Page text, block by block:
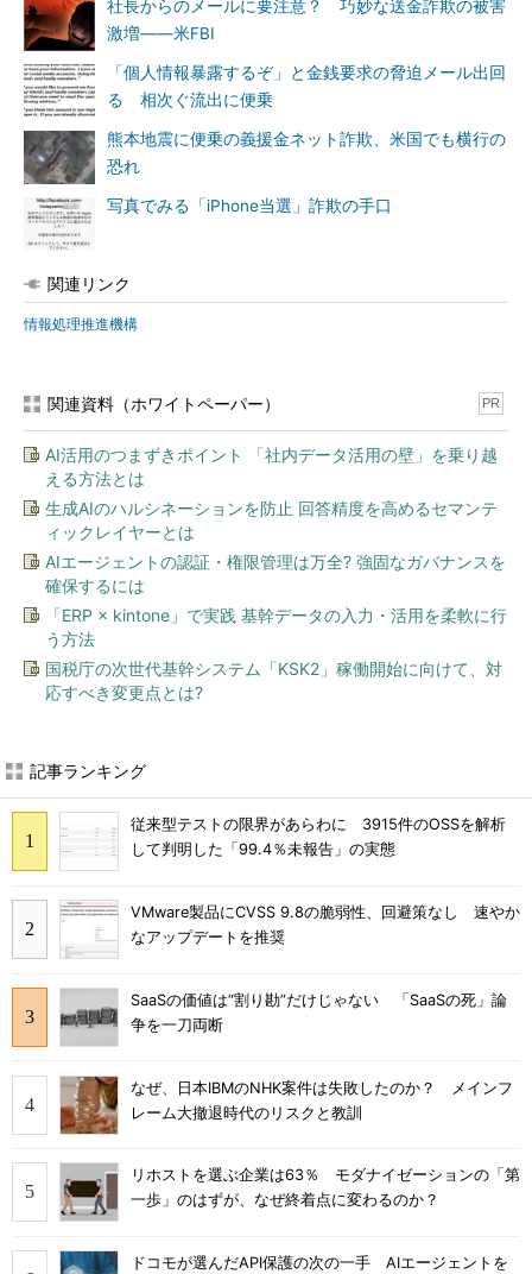
社長からのメールに要注意？ 巧妙な送金詐欺の被害
激増――米FBI
「個人情報暴露するぞ」と金銭要求の脅迫メール出回
る 相次ぐ流出に便乗
熊本地震に便乗の義援金ネット詐欺、米国でも横行の
恐れ
写真でみる「iPhone当選」詐欺の手口
関連リンク
情報処理推進機構
関連資料（ホワイトペーパー） PR
AI活用のつまずきポイント 「社内データ活用の壁」を乗り越
える方法とは
生成AIのハルシネーションを防止 回答精度を高めるセマンテ
ィックレイヤーとは
AIエージェントの認証・権限管理は万全? 強固なガバナンスを
確保するには
「ERP × kintone」で実践 基幹データの入力・活用を柔軟に行
う方法
国税庁の次世代基幹システム「KSK2」稼働開始に向けて、対
応すべき変更点とは?
記事ランキング
従来型テストの限界があらわに 3915件のOSSを解析
して判明した「99.4％未報告」の実態
VMware製品にCVSS 9.8の脆弱性、回避策なし 速やか
なアップデートを推奨
SaaSの価値は“割り勘”だけじゃない 「SaaSの死」論
争を一刀両断
なぜ、日本IBMのNHK案件は失敗したのか？ メインフ
レーム大撤退時代のリスクと教訓
リホストを選ぶ企業は63％ モダナイゼーションの「第
一歩」のはずが、なぜ終着点に変わるのか？
ドコモが選んだAPI保護の次の一手 AIエージェントを